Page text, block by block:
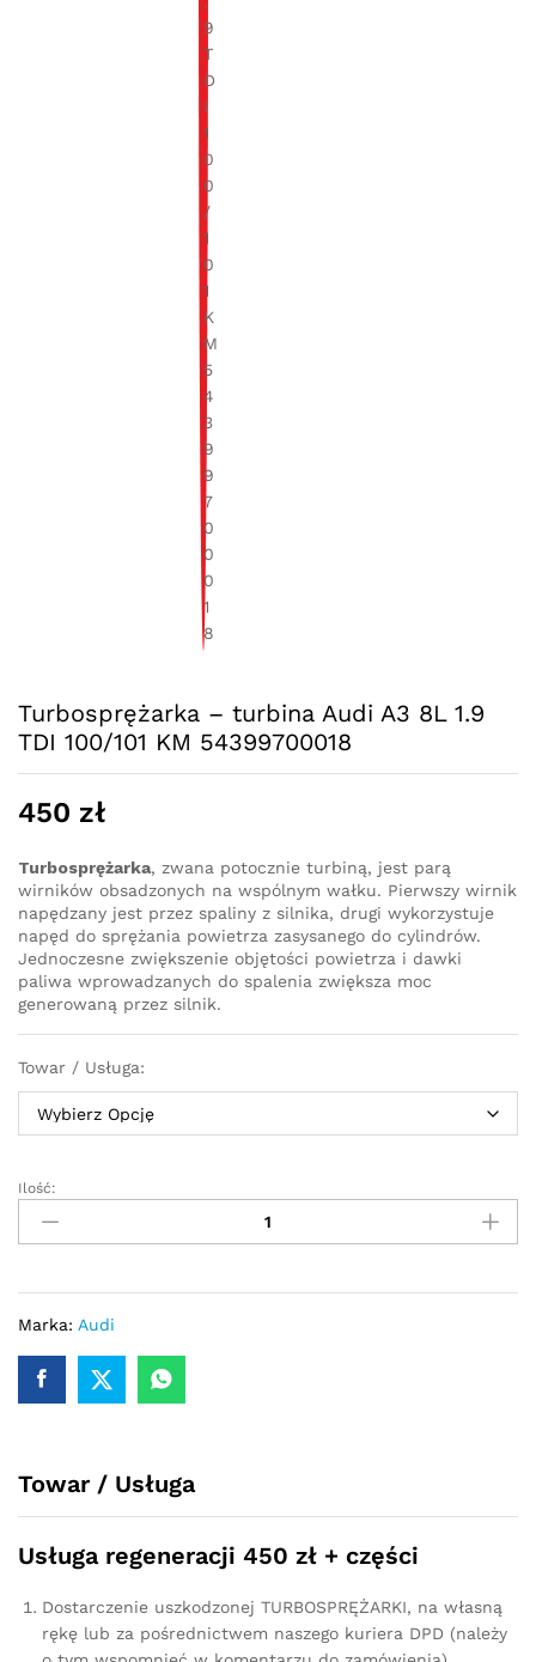
Turbosprężarka – turbina Audi A3 8L 1.9
TDI 100/101 KM 54399700018
450 zł
Turbosprężarka, zwana potocznie turbiną, jest parą
wirników obsadzonych na wspólnym wałku. Pierwszy wirnik
napędzany jest przez spaliny z silnika, drugi wykorzystuje
napęd do sprężania powietrza zasysanego do cylindrów.
Jednoczesne zwiększenie objętości powietrza i dawki
paliwa wprowadzanych do spalenia zwiększa moc
generowaną przez silnik.
Towar / Usługa:
Turbosprężarka
turbina
A3
8L
TDI
100/101
quantity
Ilość:
Marka: Audi
Towar / Usługa
Usługa regeneracji 450 zł + części
Dostarczenie uszkodzonej TURBOSPRĘŻARKI, na własną
rękę lub za pośrednictwem naszego kuriera DPD (należy